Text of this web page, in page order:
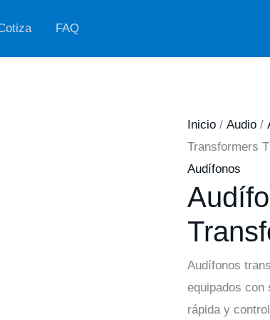
FAQ
Inicio/ Audio/
Transformers
Audífonos
Audífonos
equipados con
rápida y